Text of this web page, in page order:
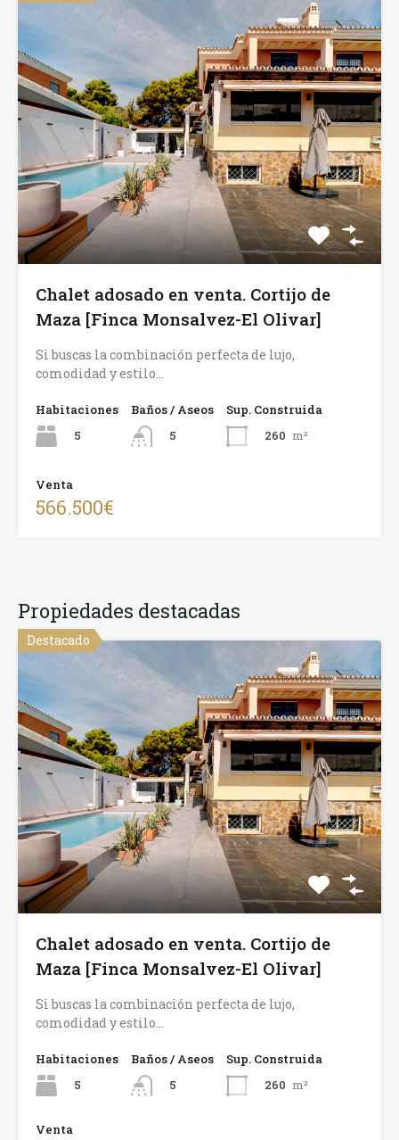
Chalet adosado en venta. Cortijo de
Maza [Finca Monsalvez-El Olivar]
Si buscas la combinación perfecta de lujo,
comodidad y estilo…
Habitaciones
5
Baños / Aseos
5
Sup. Construida
260 m²
Venta
566.500€
Propiedades destacadas
Destacado
Chalet adosado en venta. Cortijo de
Maza [Finca Monsalvez-El Olivar]
Si buscas la combinación perfecta de lujo,
comodidad y estilo…
Habitaciones
5
Baños / Aseos
5
Sup. Construida
260 m²
Venta